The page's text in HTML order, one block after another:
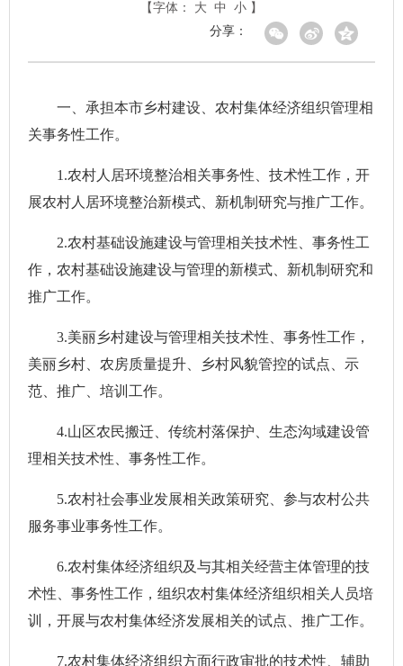
【字体：
大 中 小 】
分享：
一、承担本市乡村建设、农村集体经济组织管理相
关事务性工作。
1.农村人居环境整治相关事务性、技术性工作，开
展农村人居环境整治新模式、新机制研究与推广工作。
2.农村基础设施建设与管理相关技术性、事务性工
作，农村基础设施建设与管理的新模式、新机制研究和
推广工作。
3.美丽乡村建设与管理相关技术性、事务性工作，
美丽乡村、农房质量提升、乡村风貌管控的试点、示
范、推广、培训工作。
4.山区农民搬迁、传统村落保护、生态沟域建设管
理相关技术性、事务性工作。
5.农村社会事业发展相关政策研究、参与农村公共
服务事业事务性工作。
6.农村集体经济组织及与其相关经营主体管理的技
术性、事务性工作，组织农村集体经济组织相关人员培
训，开展与农村集体经济发展相关的试点、推广工作。
7.农村集体经济组织方面行政审批的技术性、辅助